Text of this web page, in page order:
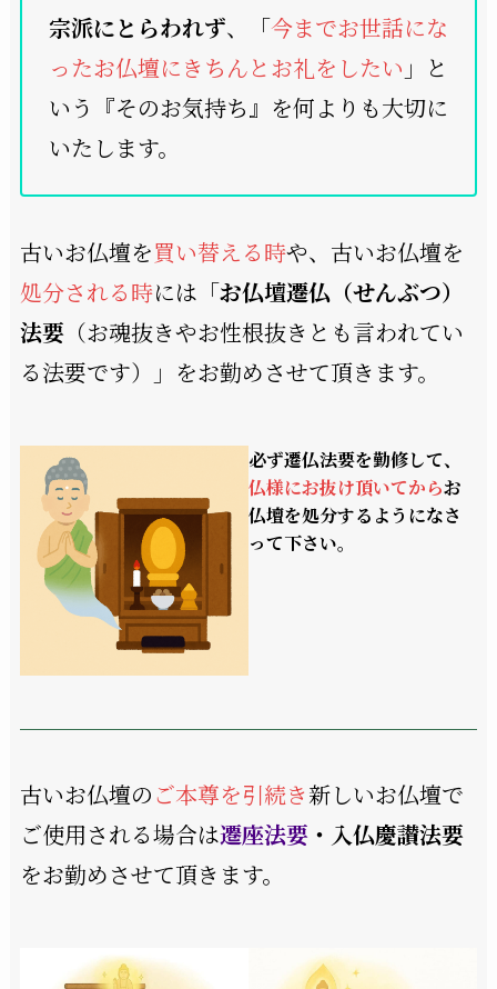
宗派にとらわれず、「今までお世話にな
ったお仏壇にきちんとお礼をしたい 」と
いう『そのお気持ち』を何よりも大切に
いたします。
古いお仏壇を買い替える時や、古いお仏壇を
処分される時には「お仏壇遷仏（せんぶつ）
法要（お魂抜きやお性根抜きとも言われてい
る法要です）」をお勤めさせて頂きます。
必ず遷仏法要を勤修して、
仏様にお抜け頂いてからお
仏壇を処分するようになさ
って下さい。
古いお仏壇のご本尊を引続き新しいお仏壇で
ご使用される場合は遷座法要・入仏慶讃法要
をお勤めさせて頂きます。